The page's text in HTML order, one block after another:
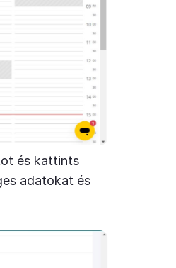
és kattints
adatokat és